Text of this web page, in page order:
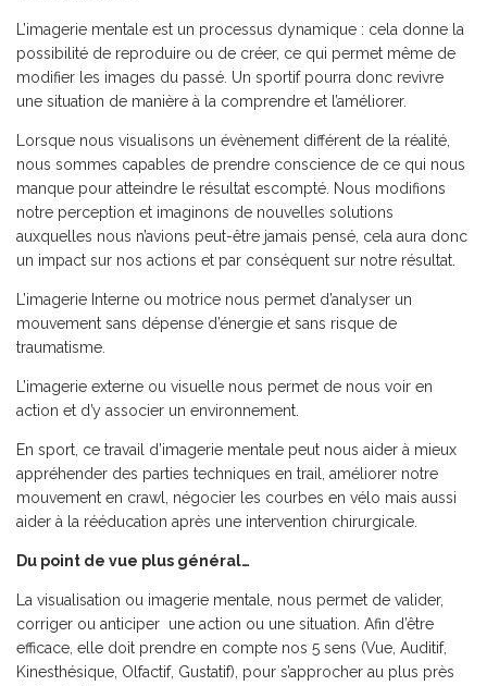
L’imagerie mentale est un processus dynamique : cela donne la
possibilité de reproduire ou de créer, ce qui permet même de
modifier les images du passé. Un sportif pourra donc revivre
une situation de manière à la comprendre et l’améliorer.
Lorsque nous visualisons un évènement différent de la réalité,
nous sommes capables de prendre conscience de ce qui nous
manque pour atteindre le résultat escompté. Nous modifions
notre perception et imaginons de nouvelles solutions
auxquelles nous n’avions peut-être jamais pensé, cela aura donc
un impact sur nos actions et par conséquent sur notre résultat.
L’imagerie Interne ou motrice nous permet d’analyser un
mouvement sans dépense d’énergie et sans risque de
traumatisme.
L’imagerie externe ou visuelle nous permet de nous voir en
action et d’y associer un environnement.
En sport, ce travail d’imagerie mentale peut nous aider à mieux
appréhender des parties techniques en trail, améliorer notre
mouvement en crawl, négocier les courbes en vélo mais aussi
aider à la rééducation après une intervention chirurgicale.
Du point de vue plus général…
La visualisation ou imagerie mentale, nous permet de valider,
corriger ou anticiper une action ou une situation. Afin d’être
efficace, elle doit prendre en compte nos 5 sens (Vue, Auditif,
Kinesthésique, Olfactif, Gustatif), pour s’approcher au plus près